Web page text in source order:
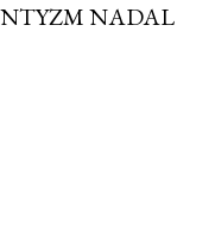
NADAL